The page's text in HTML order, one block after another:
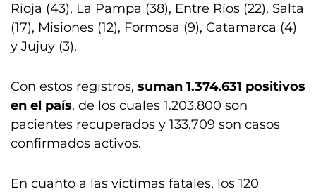
Rioja (43), La Pampa (38), Entre Ríos (22), Salta
(17), Misiones (12), Formosa (9), Catamarca (4)
y Jujuy (3).
Con estos registros, suman 1.374.631 positivos
en el país, de los cuales 1.203.800 son
pacientes recuperados y 133.709 son casos
confirmados activos.
En cuanto a las víctimas fatales, los 120